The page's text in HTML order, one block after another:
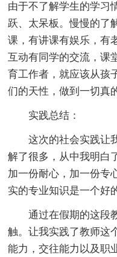
由于不了解学生的学习
跃、太呆板。慢慢的了
课，有讲课有娱乐，有
互动有同学的交流，课
育工作者，就应该从孩
们的天性，做到一切真
实践总结：
这次的社会实践让
解了很多，从中我明白
加一份耐心，加一份专
实的专业知识是一个好
通过在假期的这段
触。让我实践了教师这
能力，交往能力以及职